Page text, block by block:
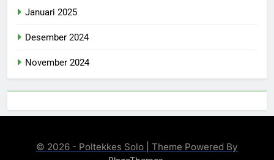
Januari 2025
Desember 2024
November 2024
© 2026 - Poltekkes Solo | Theme Powered By